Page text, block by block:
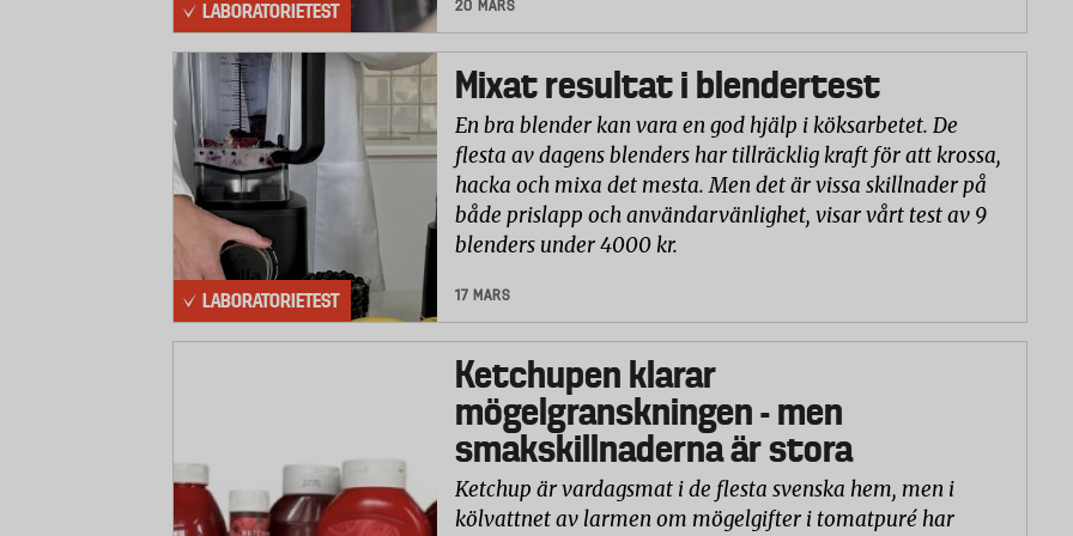
LABORATORIETEST 20 MARS
LABORATORIETEST
Mixat resultat i blendertest
En bra blender kan vara en god hjälp i köksarbetet. De
flesta av dagens blenders har tillräcklig kraft för att krossa,
hacka och mixa det mesta. Men det är vissa skillnader på
både prislapp och användarvänlighet, visar vårt test av 9
blenders under 4000 kr.
17 MARS
Ketchupen klarar
mögelgranskningen - men
smakskillnaderna är stora
Ketchup är vardagsmat i de flesta svenska hem, men i
kölvattnet av larmen om mögelgifter i tomatpuré har